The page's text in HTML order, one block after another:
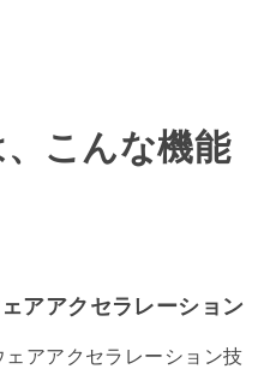
こんな機能
アアクセラレーション
アアクセラレーション技